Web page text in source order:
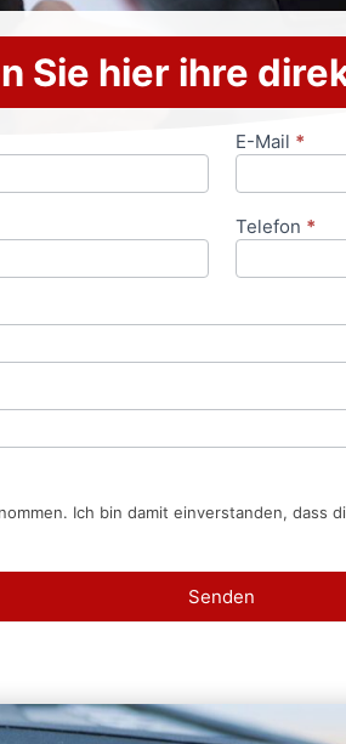
Sie hier ihre
E-Mail *
Telefon *
Ich bin damit einverstanden,
Senden